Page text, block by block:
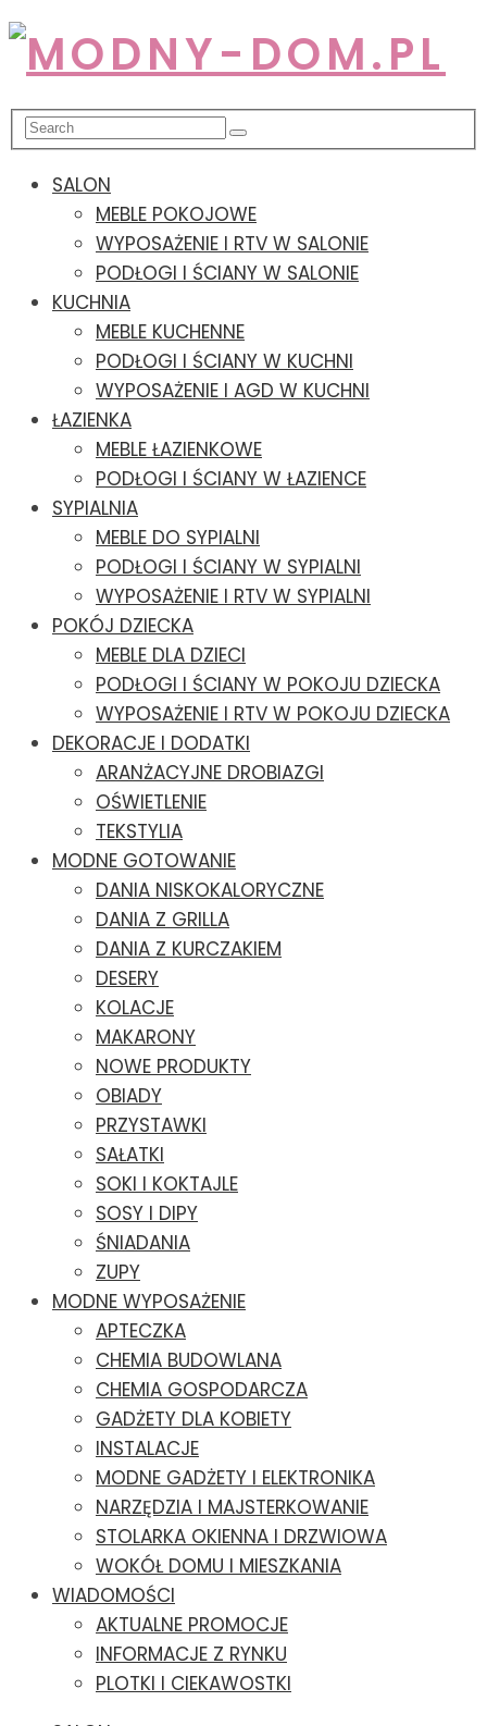
SALON
MEBLE POKOJOWE
WYPOSAŻENIE I RTV W SALONIE
PODŁOGI I ŚCIANY W SALONIE
KUCHNIA
MEBLE KUCHENNE
PODŁOGI I ŚCIANY W KUCHNI
WYPOSAŻENIE I AGD W KUCHNI
ŁAZIENKA
MEBLE ŁAZIENKOWE
PODŁOGI I ŚCIANY W ŁAZIENCE
SYPIALNIA
MEBLE DO SYPIALNI
PODŁOGI I ŚCIANY W SYPIALNI
WYPOSAŻENIE I RTV W SYPIALNI
POKÓJ DZIECKA
MEBLE DLA DZIECI
PODŁOGI I ŚCIANY W POKOJU DZIECKA
WYPOSAŻENIE I RTV W POKOJU DZIECKA
DEKORACJE I DODATKI
ARANŻACYJNE DROBIAZGI
OŚWIETLENIE
TEKSTYLIA
MODNE GOTOWANIE
DANIA NISKOKALORYCZNE
DANIA Z GRILLA
DANIA Z KURCZAKIEM
DESERY
KOLACJE
MAKARONY
NOWE PRODUKTY
OBIADY
PRZYSTAWKI
SAŁATKI
SOKI I KOKTAJLE
SOSY I DIPY
ŚNIADANIA
ZUPY
MODNE WYPOSAŻENIE
APTECZKA
CHEMIA BUDOWLANA
CHEMIA GOSPODARCZA
GADŻETY DLA KOBIETY
INSTALACJE
MODNE GADŻETY I ELEKTRONIKA
NARZĘDZIA I MAJSTERKOWANIE
STOLARKA OKIENNA I DRZWIOWA
WOKÓŁ DOMU I MIESZKANIA
WIADOMOŚCI
AKTUALNE PROMOCJE
INFORMACJE Z RYNKU
PLOTKI I CIEKAWOSTKI